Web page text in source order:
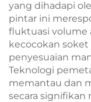
yang dihadapi
pintar ini
fluktuasi volume
kecocokan
penyesuaian
Teknologi
memantau dan
secara